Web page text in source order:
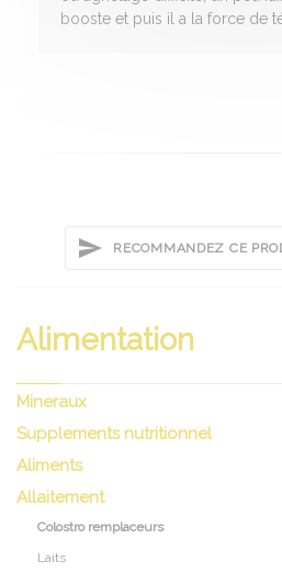
booste et puis il a la force de
RECOMMANDEZ CE
Alimentation
Mineraux
Supplements nutritionnel
Aliments
Allaitement
Colostro remplaceurs
Laits